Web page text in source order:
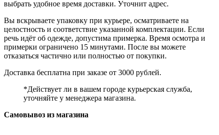
выбрать удобное время доставки. Уточнит адрес.
Вы вскрываете упаковку при курьере, осматриваете на
целостность и соответствие указанной комплектации. Если
речь идёт об одежде, допустима примерка. Время осмотра и
примерки ограничено 15 минутами. После вы можете
отказаться частично или полностью от покупки.
Доставка бесплатна при заказе от 3000 рублей.
*Действует ли в вашем городе курьерская служба,
уточняйте у менеджера магазина.
Самовывоз из магазина